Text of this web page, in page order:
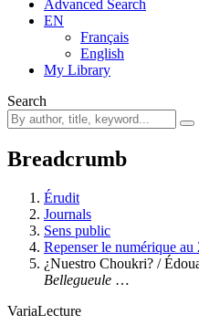
Advanced Search
EN
Français
English
My Library
Search
Breadcrumb
Érudit
Journals
Sens public
Repenser le numérique au
¿Nuestro Choukri? /
Bellegueule …
VariaLecture